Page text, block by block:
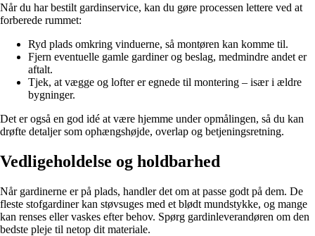
Når du har bestilt gardinservice, kan du gøre processen lettere ved at
forberede rummet:
Ryd plads omkring vinduerne, så montøren kan komme til.
Fjern eventuelle gamle gardiner og beslag, medmindre andet er
aftalt.
Tjek, at vægge og lofter er egnede til montering – især i ældre
bygninger.
Det er også en god idé at være hjemme under opmålingen, så du kan
drøfte detaljer som ophængshøjde, overlap og betjeningsretning.
Vedligeholdelse og holdbarhed
Når gardinerne er på plads, handler det om at passe godt på dem. De
fleste stofgardiner kan støvsuges med et blødt mundstykke, og mange
kan renses eller vaskes efter behov. Spørg gardinleverandøren om den
bedste pleje til netop dit materiale.